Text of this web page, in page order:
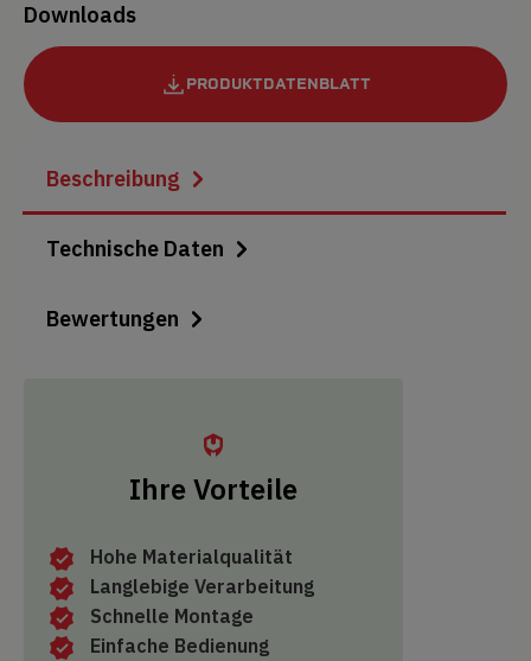
Downloads
PRODUKTDATENBLATT
Beschreibung
Technische Daten
Bewertungen
Ihre Vorteile
Hohe Materialqualität
Langlebige Verarbeitung
Schnelle Montage
Einfache Bedienung